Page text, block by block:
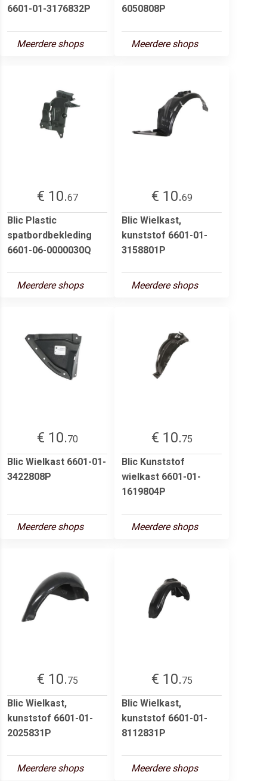
6601-01-3176832P
Meerdere shops
6050808P
Meerdere shops
€ 10.67
Blic Plastic
spatbordbekleding
6601-06-0000030Q
Meerdere shops
€ 10.69
Blic Wielkast,
kunststof 6601-01-
3158801P
Meerdere shops
€ 10.70
Blic Wielkast 6601-01-
3422808P
Meerdere shops
€ 10.75
Blic Kunststof
wielkast 6601-01-
1619804P
Meerdere shops
€ 10.75
Blic Wielkast,
kunststof 6601-01-
2025831P
Meerdere shops
€ 10.75
Blic Wielkast,
kunststof 6601-01-
8112831P
Meerdere shops